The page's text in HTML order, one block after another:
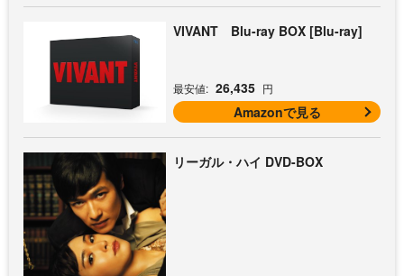
VIVANT Blu-ray BOX [Blu-ray]
最安値: 26,435 円
Amazonで見る
リーガル・ハイ DVD-BOX